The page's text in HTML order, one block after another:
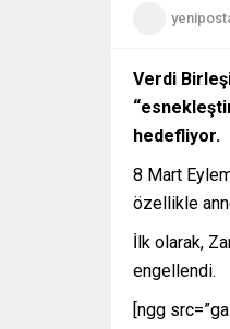
Verdi
hedefliyor.
8 Mart
özellikle
İlk olarak,
engellendi.
[ngg